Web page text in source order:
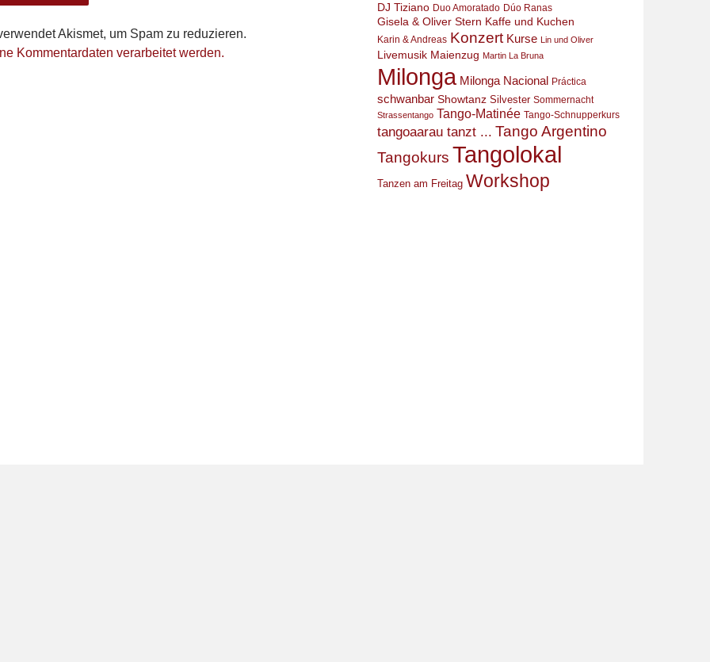
Akismet, um Spam zu reduzieren.
Kommentardaten verarbeitet werden.
DJ Tiziano Duo Amoratado Dúo Ranas
Gisela & Oliver Stern Kaffe und Kuchen
Karin & Andreas Konzert Kurse Lin und Oliver
Livemusik Maienzug Martin La Bruna
Milonga Milonga Nacional Práctica
schwanbar Showtanz Silvester Sommernacht
Strassentango Tango-Matinée Tango-Schnupperkurs
tangoaarau tanzt ... Tango Argentino
Tangokurs Tangolokal
Tanzen am Freitag Workshop